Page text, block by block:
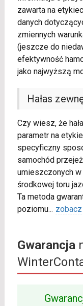
zawarta na
danych
zmiennych
(jeszcze do
efektywność
jako najwyższą
Hałas
Czy wiesz, że
parametr na
specyficzny
samochód
umieszczonych w
środkowej toru
Ta metoda
poziomu... zobacz
Gwarancja